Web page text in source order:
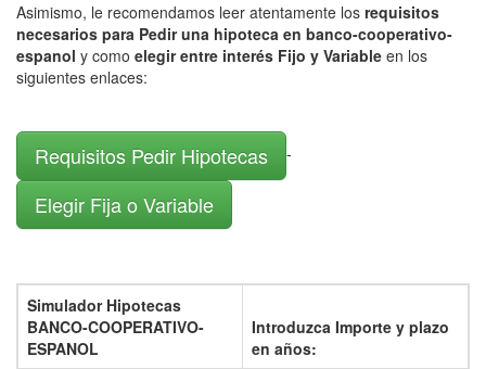
Asimismo, le recomendamos leer atentamente los requisitos
necesarios para Pedir una hipoteca en banco-cooperativo-
espanol y como elegir entre interés Fijo y Variable en los
siguientes enlaces:
Requisitos Pedir Hipotecas -
Elegir Fija o Variable
Simulador Hipotecas
BANCO-COOPERATIVO-
ESPANOL
Introduzca Importe y plazo
en años: